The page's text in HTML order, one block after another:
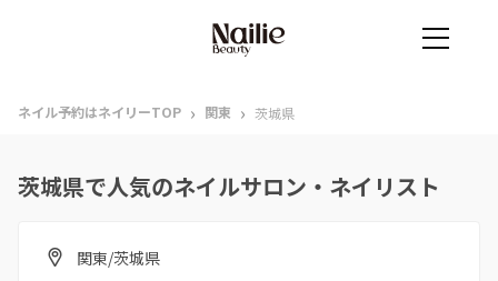
ネイル予約はネイリーTOP › 関東 › 茨城県
茨城県で人気のネイルサロン・ネイリスト
関東/茨城県